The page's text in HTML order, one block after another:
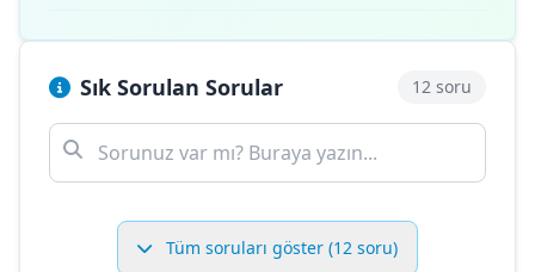
Sık Sorulan Sorular 12 soru
Tüm soruları göster (12 soru)